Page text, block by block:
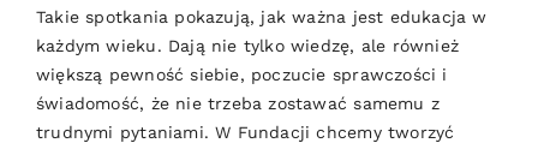
Takie spotkania pokazują, jak ważna jest edukacja w
każdym wieku. Dają nie tylko wiedzę, ale również
większą pewność siebie, poczucie sprawczości i
świadomość, że nie trzeba zostawać samemu z
trudnymi pytaniami. W Fundacji chcemy tworzyć